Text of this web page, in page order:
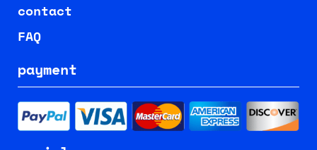
contact
FAQ
payment